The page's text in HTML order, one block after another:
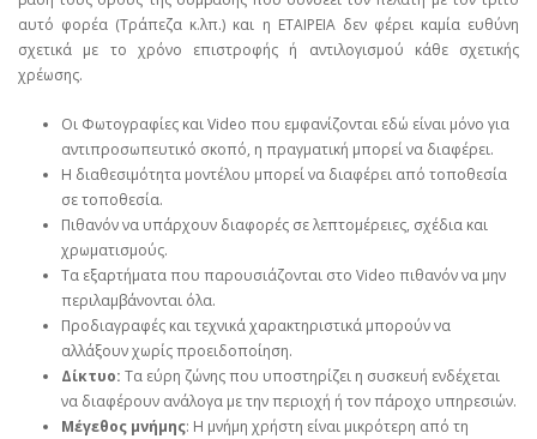
αυτό φορέα (Τράπεζα κ.λπ.) και η ΕΤΑΙΡΕΙΑ δεν φέρει καμία ευθύνη
σχετικά με το χρόνο επιστροφής ή αντιλογισμού κάθε σχετικής
χρέωσης.
Οι Φωτογραφίες και Video που εμφανίζονται εδώ είναι μόνο για
αντιπροσωπευτικό σκοπό, η πραγματική μπορεί να διαφέρει.
Η διαθεσιμότητα μοντέλου μπορεί να διαφέρει από τοποθεσία
σε τοποθεσία.
Πιθανόν να υπάρχουν διαφορές σε λεπτομέρειες, σχέδια και
χρωματισμούς.
Τα εξαρτήματα που παρουσιάζονται στο Video πιθανόν να μην
περιλαμβάνονται όλα.
Προδιαγραφές και τεχνικά χαρακτηριστικά μπορούν να
αλλάξουν χωρίς προειδοποίηση.
Δίκτυο: Τα εύρη ζώνης που υποστηρίζει η συσκευή ενδέχεται
να διαφέρουν ανάλογα με την περιοχή ή τον πάροχο υπηρεσιών.
Μέγεθος μνήμης: Η μνήμη χρήστη είναι μικρότερη από τη